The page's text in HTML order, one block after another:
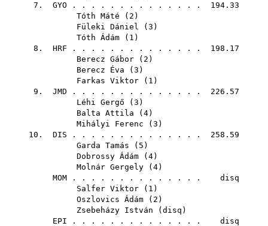
7. GYO . . . . . . . . . . . . . . 194.33
Tóth Máté ( 2 )
Füleki Dániel ( 3 )
Tóth Ádám ( 1 )
8. HRF . . . . . . . . . . . . . . 198.17
Berecz Gábor ( 2 )
Berecz Éva ( 3 )
Farkas Viktor ( 1 )
9. JMD . . . . . . . . . . . . . . 226.57
Léhi Gergő ( 3 )
Balta Attila ( 4)
Mihályi Ferenc ( 3 )
10. DIS . . . . . . . . . . . . . . 258.59
Garda Tamás ( 5 )
Dobrossy Ádám ( 4)
Molnár Gergely ( 4)
MOM . . . . . . . . . . . . . . disq
Salfer Viktor ( 1 )
Oszlovics Ádám ( 2 )
Zsebeházy István ( disq )
EPI . . . . . . . . . . . . . . disq